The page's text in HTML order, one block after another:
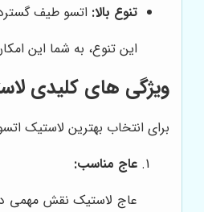
تنوع بالا: اتسو طیف
این تنوع، به شما این
ویژگی های کلیدی
برای انتخاب بهترین لاستیک
عاج مناسب:
عاج لاستیک نقش مهمی